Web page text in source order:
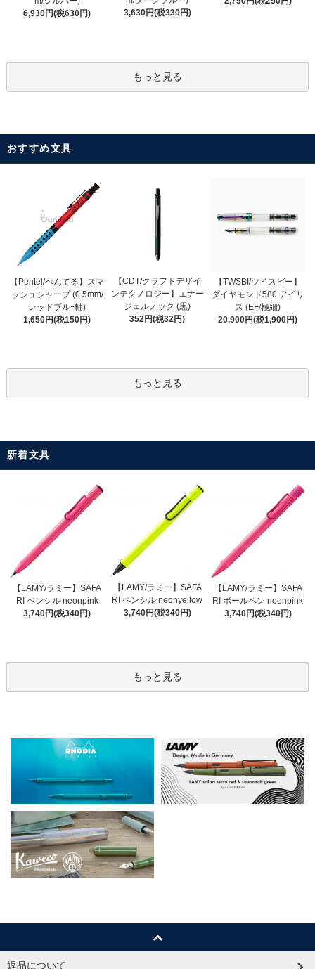
6,930円(税630円)
3,630円(税330円)
もっと見る
おすすめ文具
【Pentel/ぺんてる】スマ
ッシュシャープ (0.5mm/
レッドブルｰ軸)
1,650円(税150円)
【CDT/クラフトデザイ
ンテクノロジー】エナー
ジェルノック (黒)
352円(税32円)
【TWSBI/ツイスビー】
ダイヤモンド580 アイリ
ス (EF/極細)
20,900円(税1,900円)
もっと見る
新着文具
【LAMY/ラミー】SAFA
RI ペンシル neonpink
3,740円(税340円)
【LAMY/ラミー】SAFA
RI ペンシル neonyellow
3,740円(税340円)
【LAMY/ラミー】SAFA
RI ボールペン neonpink
3,740円(税340円)
もっと見る
返品について